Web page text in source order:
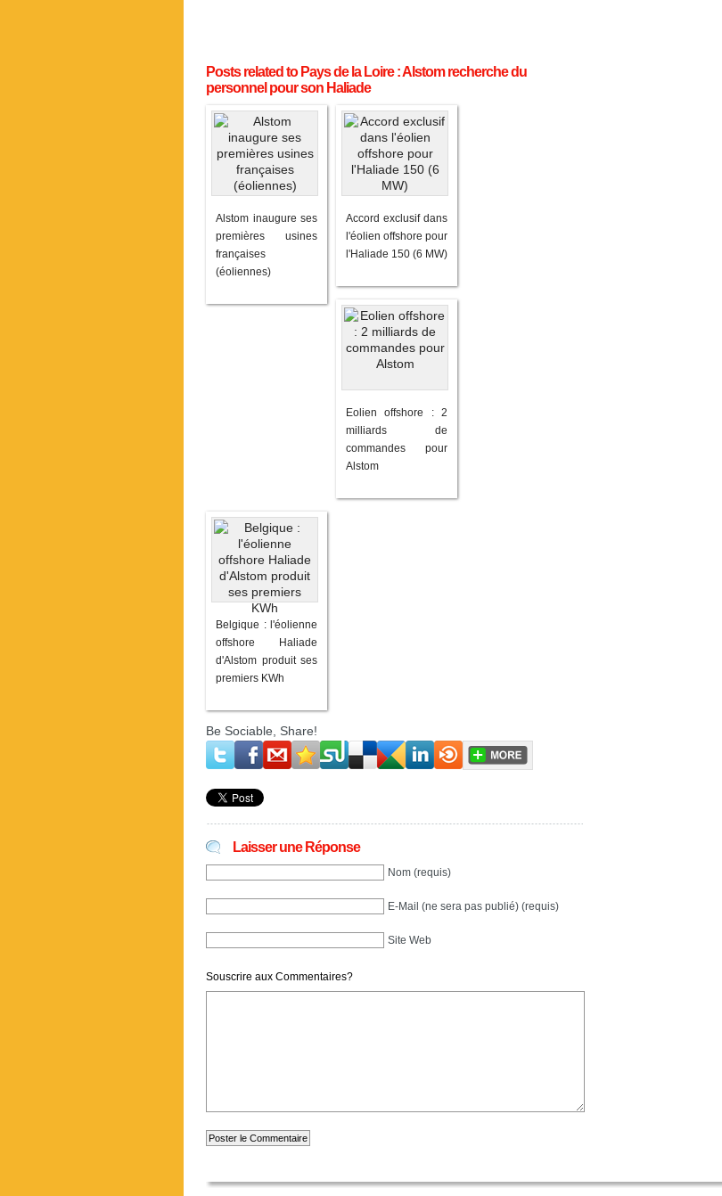
Posts related to Pays de la Loire : Alstom recherche du
personnel pour son Haliade
Alstom inaugure ses
premières usines
françaises
(éoliennes)
Accord exclusif dans
l'éolien offshore pour
l'Haliade 150 (6 MW)
Eolien offshore : 2
milliards de
commandes pour
Alstom
Belgique : l'éolienne
offshore Haliade
d'Alstom produit ses
premiers KWh
Be Sociable, Share!
Laisser une Réponse
Nom (requis)
E-Mail (ne sera pas publié) (requis)
Site Web
Souscrire aux Commentaires?